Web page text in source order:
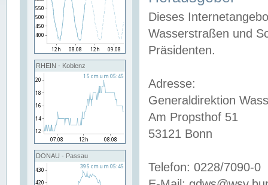
RHEIN - Koblenz
DONAU - Passau
Dieses
Wasserstraßen und
Präsidenten.
Adresse:
Generaldirektion
Am Propsthof 51
53121 Bonn
Telefon: 0228/7090-0